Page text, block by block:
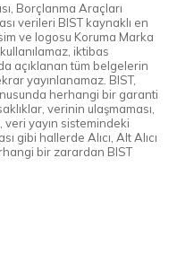
Borçlanma Araçları
verileri BIST kaynaklı en
ve logosu Koruma Marka
iktibas
açıklanan tüm belgelerin
yayınlanamaz. BIST,
herhangi bir garanti
verinin ulaşmaması,
veri yayın sistemindeki
gibi hallerde Alıcı, Alt Alıcı
bir zarardan BIST